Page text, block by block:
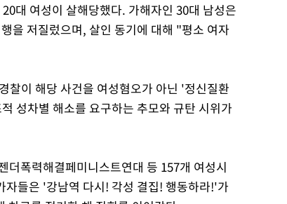
대 여성이 살해당했다. 가해자인 30대 남성은
을 저질렀으며, 살인 동기에 대해 "평소 여자
찰이 해당 사건을 여성혐오가 아닌 '정신질환
성차별 해소를 요구하는 추모와 규탄 시위가
폭력해결페미니스트연대 등 157개 여성시
자들은 '강남역 다시! 각성 결집! 행동하라!'가